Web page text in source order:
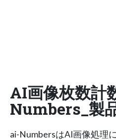
AI画像枚数計
Numbers_製
ai-NumbersはAI画像処理